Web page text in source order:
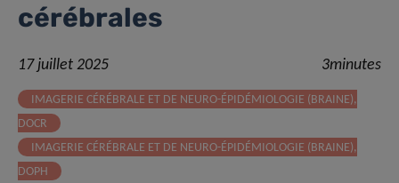
cérébrales
17 juillet 2025 3minutes
IMAGERIE CÉRÉBRALE ET DE NEURO-ÉPIDÉMIOLOGIE (BRAINE),
DOCR
IMAGERIE CÉRÉBRALE ET DE NEURO-ÉPIDÉMIOLOGIE (BRAINE),
DOPH